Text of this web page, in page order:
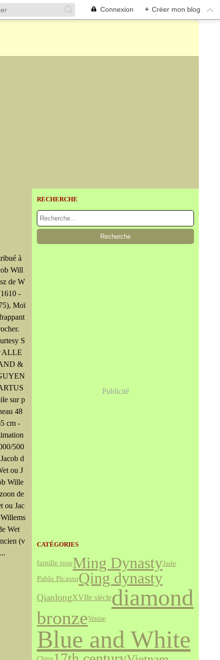
Connexion + Créer mon blog
à
Will
de W
-
Moï
S
ALLE
&
sur p
48
cm -
500
d
ou J
Wille
de
ou Jac
Wet
(v
RECHERCHE
Publicité
CATÉGORIES
famille roseMing DynastyJade
Pablo PicassoQing dynasty
QianlongXVIIe sièclediamond
bronzeVenise
Blue and White